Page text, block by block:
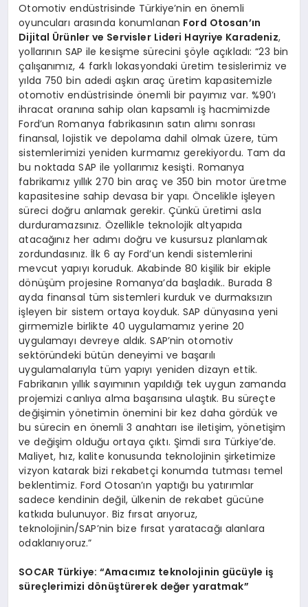
Otomotiv endüstrisinde Türkiye’nin en önemli
oyuncuları arasında konumlanan Ford Otosan’ın
Dijital Ürünler ve Servisler Lideri Hayriye Karadeniz,
yollarının SAP ile kesişme sürecini şöyle açıkladı: “23 bin
çalışanımız, 4 farklı lokasyondaki üretim tesislerimiz ve
yılda 750 bin adedi aşkın araç üretim kapasitemizle
otomotiv endüstrisinde önemli bir payımız var. %90’ı
ihracat oranına sahip olan kapsamlı iş hacmimizde
Ford’un Romanya fabrikasının satın alımı sonrası
finansal, lojistik ve depolama dahil olmak üzere, tüm
sistemlerimizi yeniden kurmamız gerekiyordu. Tam da
bu noktada SAP ile yollarımız kesişti. Romanya
fabrikamız yıllık 270 bin araç ve 350 bin motor üretme
kapasitesine sahip devasa bir yapı. Öncelikle işleyen
süreci doğru anlamak gerekir. Çünkü üretimi asla
durduramazsınız. Özellikle teknolojik altyapıda
atacağınız her adımı doğru ve kusursuz planlamak
zordundasınız. İlk 6 ay Ford’un kendi sistemlerini
mevcut yapıyı koruduk. Akabinde 80 kişilik bir ekiple
dönüşüm projesine Romanya’da başladık.. Burada 8
ayda finansal tüm sistemleri kurduk ve durmaksızın
işleyen bir sistem ortaya koyduk. SAP dünyasına yeni
girmemizle birlikte 40 uygulamamız yerine 20
uygulamayı devreye aldık. SAP’nin otomotiv
sektöründeki bütün deneyimi ve başarılı
uygulamalarıyla tüm yapıyı yeniden dizayn ettik.
Fabrikanın yıllık sayımının yapıldığı tek uygun zamanda
projemizi canlıya alma başarısına ulaştık. Bu süreçte
değişimin yönetimin önemini bir kez daha gördük ve
bu sürecin en önemli 3 anahtarı ise iletişim, yönetişim
ve değişim olduğu ortaya çıktı. Şimdi sıra Türkiye’de.
Maliyet, hız, kalite konusunda teknolojinin şirketimize
vizyon katarak bizi rekabetçi konumda tutması temel
beklentimiz. Ford Otosan’ın yaptığı bu yatırımlar
sadece kendinin değil, ülkenin de rekabet gücüne
katkıda bulunuyor. Biz fırsat arıyoruz,
teknolojinin/SAP’nin bize fırsat yaratacağı alanlara
odaklanıyoruz.”
SOCAR Türkiye: “Amacımız teknolojinin gücüyle iş
süreçlerimizi dönüştürerek değer yaratmak”